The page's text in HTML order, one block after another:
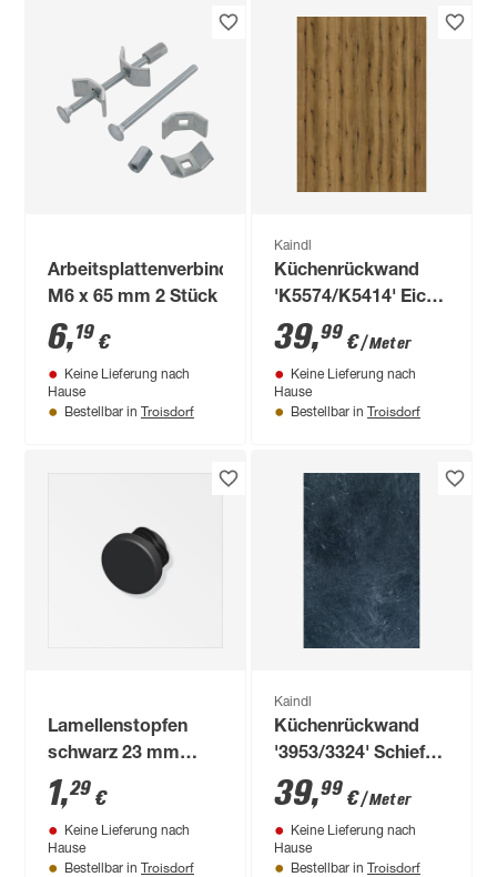
Arbeitsplattenverbinder
M6 x 65 mm 2 Stück
6,19 €
Keine Lieferung nach
Hause
Bestellbar in Troisdorf
Kaindl
Küchenrückwand
'K5574/K5414' Eiche
Evoke Sunset/Eiche
Endgrain Classic
braun, beidseitiges
Dekor 4100 x 640 x
39,99 €/ Meter
Keine Lieferung nach
Hause
Bestellbar in Troisdorf
Lamellenstopfen
schwarz 23 mm
rund, 2 Stück
1,29 €
Keine Lieferung nach
Hause
Bestellbar in Troisdorf
Kaindl
Küchenrückwand
'3953/3324' Schiefer
anthrazit/Nuss
Butcherblock braun,
beidseitiges Dekor
4100 x 640 x 15 mm
39,99 €/ Meter
Keine Lieferung nach
Hause
Bestellbar in Troisdorf